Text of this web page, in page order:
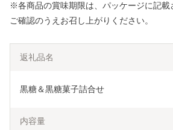
※各商品の賞味期限は、パッケージに記載
ご確認のうえお召し上がりください。
返礼品名
黒糖＆黒糖菓子詰合せ
内容量